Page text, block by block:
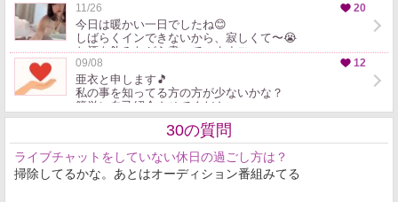
ったりしています😊
来てくださった方との時間を大切にしたいので、
「使わないでほしいな」
「今日はお話メインがいいな」
など、希望があれば気軽に教えてくださいね🥰
━━━━━━━━━━━━━━
11/26 20
今日は暖かい一日でしたね😊
しばらくインできないから、寂しくて〜😭
お酒を飲みながら書いています🍺
ふらっと寄って下さるそこの貴方も
まだ出会っていないそこの貴方も
またチャットで
会えるの楽しみにしてます✨
明後日は熱海にいってきますー🎵
09/08 12
亜衣と申します🎵
私の事を知ってる方の方が少ないかな？
簡単に自己紹介させてください。
土日に出没します😀
子持ち主婦です。
チャットの中でどんどん仲良くなっていく
時間が大好きです💓
30の質問
ライブチャットをしていない休日の過ごし方は？
掃除してるかな。あとはオーディション番組みてる